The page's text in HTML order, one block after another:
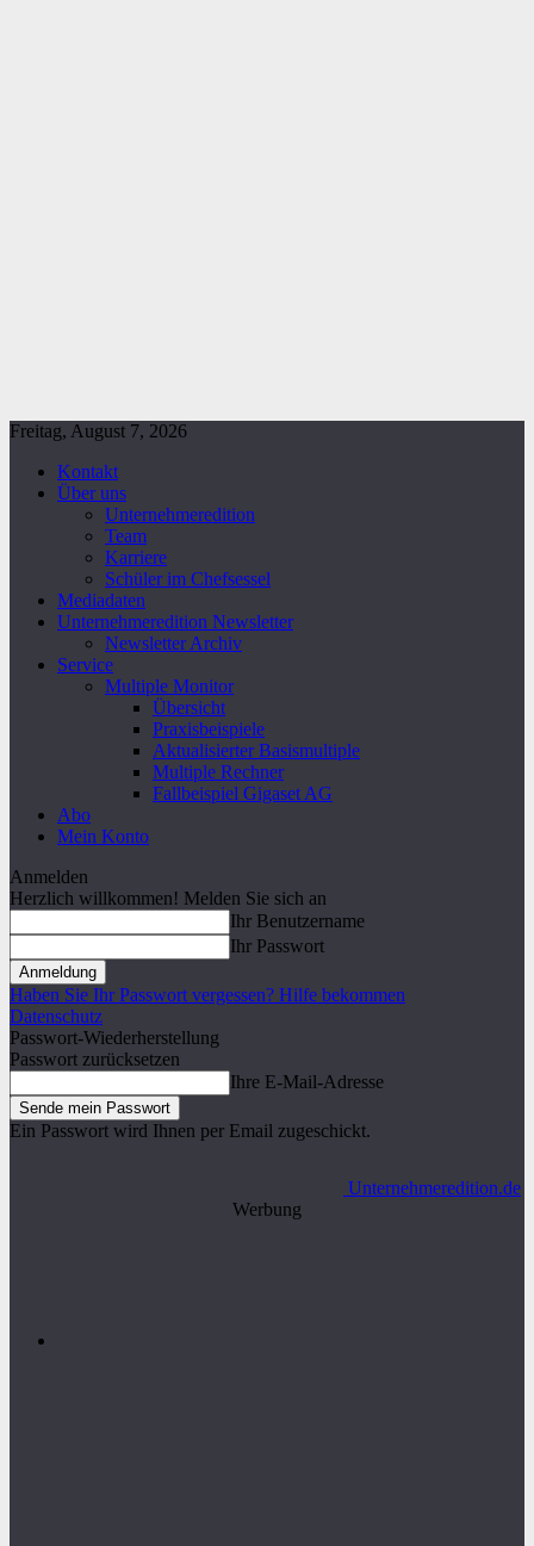
Freitag, August 7, 2026
Kontakt
Über uns
Unternehmeredition
Team
Karriere
Schüler im Chefsessel
Mediadaten
Unternehmeredition Newsletter
Newsletter Archiv
Service
Multiple Monitor
Übersicht
Praxisbeispiele
Aktualisierter Basismultiple
Multiple Rechner
Fallbeispiel Gigaset AG
Abo
Mein Konto
Anmelden
Herzlich willkommen! Melden Sie sich an
Ihr Benutzername
Ihr Passwort
Haben Sie Ihr Passwort vergessen? Hilfe bekommen
Datenschutz
Passwort-Wiederherstellung
Passwort zurücksetzen
Ihre E-Mail-Adresse
Ein Passwort wird Ihnen per Email zugeschickt.
Unternehmeredition.de
Werbung